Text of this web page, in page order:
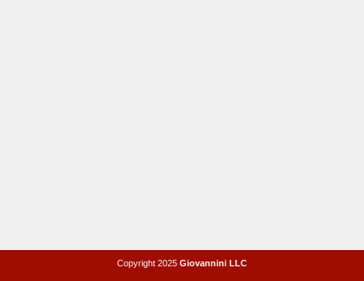
Copyright 2025 Giovannini LLC